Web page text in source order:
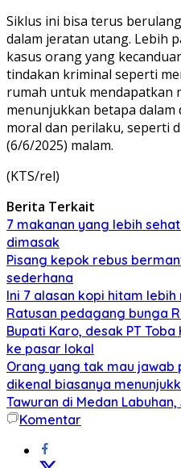
Siklus ini bisa terus
dalam jeratan utang. Lebih
kasus orang yang
tindakan kriminal seperti
rumah untuk mendapatkan
menunjukkan betapa
moral dan perilaku, seperti
(6/6/2025) malam.
(KTS/rel)
Berita Terkait
7 makanan yang lebih
dimasak
Pisang kepok rebus
sederhana
Ini 7 alasan kopi hitam
Ratusan pedagang bunga
Bupati Karo, desak PT
ke pasar lokal
Orang yang tak mau
dikenal biasanya
Tawuran di Medan
Komentar